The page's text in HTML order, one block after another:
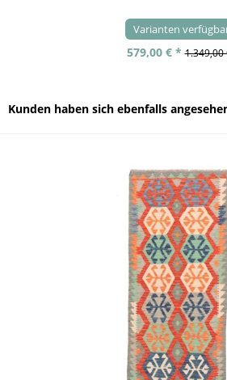
Varianten
579,00 € * 1.349,00
Kunden haben sich ebenfalls